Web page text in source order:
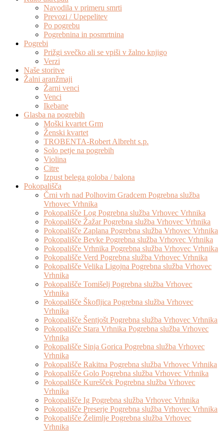
Navodila v primeru smrti
Prevozi / Upepelitev
Po pogrebu
Pogrebnina in posmrtnina
Pogrebi
Prižgi svečko ali se vpiši v žalno knjigo
Verzi
Naše storitve
Žalni aranžmaji
Žarni venci
Venci
Ikebane
Glasba na pogrebih
Moški kvartet Grm
Ženski kvartet
TROBENTA-Robert Albreht s.p.
Solo petje na pogrebih
Violina
Citre
Izpust belega goloba / balona
Pokopališča
Črni vrh nad Polhovim Gradcem Pogrebna služba
Vrhovec Vrhnika
Pokopališče Log Pogrebna služba Vrhovec Vrhnika
Pokopališče Žažar Pogrebna služba Vrhovec Vrhnika
Pokopališče Zaplana Pogrebna služba Vrhovec Vrhnika
Pokopališče Bevke Pogrebna služba Vrhovec Vrhnika
Pokopališče Vrhnika Pogrebna služba Vrhovec Vrhnika
Pokopališče Verd Pogrebna služba Vrhovec Vrhnika
Pokopališče Velika Ligojna Pogrebna služba Vrhovec
Vrhnika
Pokopališče Tomišelj Pogrebna služba Vrhovec
Vrhnika
Pokopališče Škofljica Pogrebna služba Vrhovec
Vrhnika
Pokopališče Šentjošt Pogrebna služba Vrhovec Vrhnika
Pokopališče Stara Vrhnika Pogrebna služba Vrhovec
Vrhnika
Pokopališče Sinja Gorica Pogrebna služba Vrhovec
Vrhnika
Pokopališče Rakitna Pogrebna služba Vrhovec Vrhnika
Pokopališče Golo Pogrebna služba Vrhovec Vrhnika
Pokopališče Kurešček Pogrebna služba Vrhovec
Vrhnika
Pokopališče Ig Pogrebna služba Vrhovec Vrhnika
Pokopališče Preserje Pogrebna služba Vrhovec Vrhnika
Pokopališče Želimlje Pogrebna služba Vrhovec
Vrhnika